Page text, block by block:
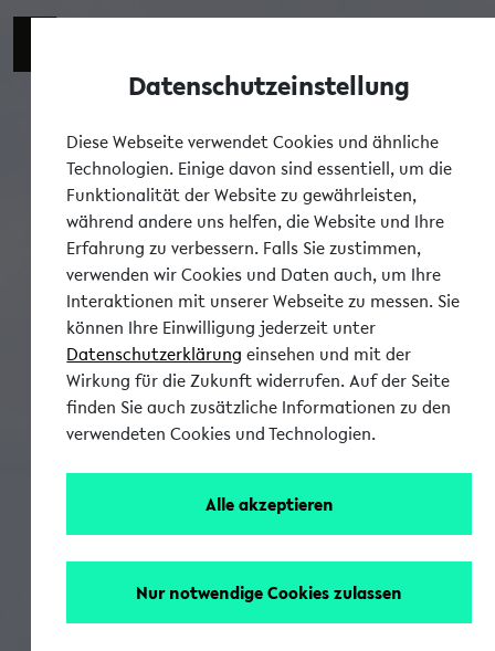
Datenschutzeinstellung
Diese Webseite verwendet Cookies und ähnliche
Technologien. Einige davon sind essentiell, um die
Funktionalität der Website zu gewährleisten,
während andere uns helfen, die Website und Ihre
Erfahrung zu verbessern. Falls Sie zustimmen,
verwenden wir Cookies und Daten auch, um Ihre
Interaktionen mit unserer Webseite zu messen. Sie
können Ihre Einwilligung jederzeit unter
Datenschutzerklärung einsehen und mit der
Wirkung für die Zukunft widerrufen. Auf der Seite
finden Sie auch zusätzliche Informationen zu den
verwendeten Cookies und Technologien.
Alle akzeptieren
Nur notwendige Cookies zulassen